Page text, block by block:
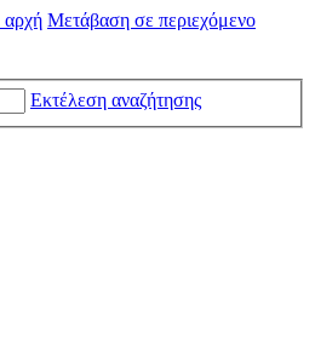
αρχή Μετάβαση σε περιεχόμενο
Εκτέλεση αναζήτησης